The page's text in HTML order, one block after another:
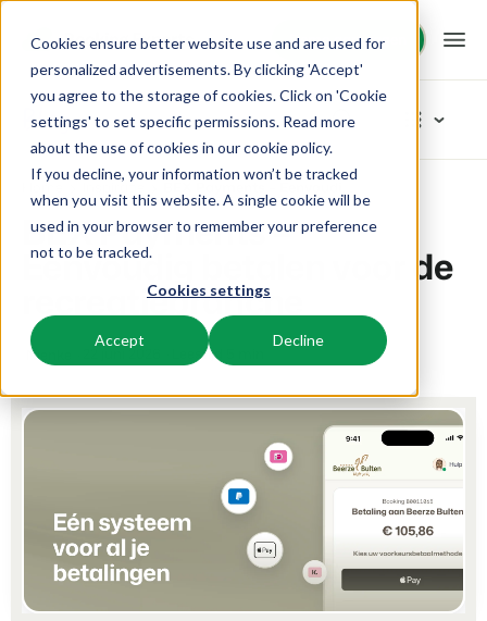
Cookies ensure better website use and are used for
personalized advertisements. By clicking 'Accept'
you agree to the storage of cookies. Click on 'Cookie
settings' to set specific permissions. Read more
about the use of cookies in our cookie policy.
If you decline, your information won’t be tracked
when you visit this website. A single cookie will be
used in your browser to remember your preference
not to be tracked.
Cookies settings
Accept Decline
Demo aanvragen
Demo aanvragen
Platform
BEX PMS
Reserveringssysteem
Beheer alle back office processen.
Adverteer jouw aanbod op een mix van kanalen.
Boost directe boekingen via jouw website.
Integreer jouw favoriete apps en tools.
Business Intelligence
Maak betere keuzes op basis van data.
Eigenaren Management
Oplossingen
Booking Experts voor:
Villa's, bungalows, chalets en boomhutten.
Hotelkamers, appartementen, B&Bs en pensions.
Campings
Kampeerplaatsen, glamping tenten en caravans.
Concerns & Groepen
Resources
Kennis
BEX Educate | Pro
Blijven leren, blijven leiden in de recreatie.
Kennis en groei voor de recreatie-expert van de toekomst.
Lees over trends in de sector en krijg tips.
Ervaringen
Prijzen
Klantverhalen
Voor campings
Overstappen naar BEX
Login
Prijzen
Blog
Blader in categoriëen
Nieuw
Klaar voor innovatie
Product
Van idee tot oplossing
Team en Cultuur
Toegewijd aan succes
Samen sterker
Home Inspiratie
BEX Payments –
Eenvoudig betalen voor de
recreatiebranche
Nienke 22 juni 2026 Leestijd 5 min